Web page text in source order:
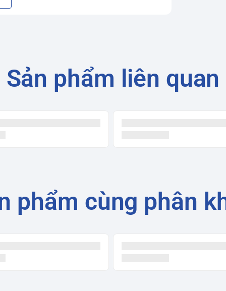
công nghệ Inverter tiên tiến. Công nghệ
đó duy trì nhiệt độ ổn định và tiết kiệm
tiền điện tăng cao trong những ngày hè
lạnh. Máy lạnh Toshiba RAS-
tiếng ồn khó chịu, giúp bạn có giấc ngủ
Sản phẩm liên quan
phẩm cùng phân